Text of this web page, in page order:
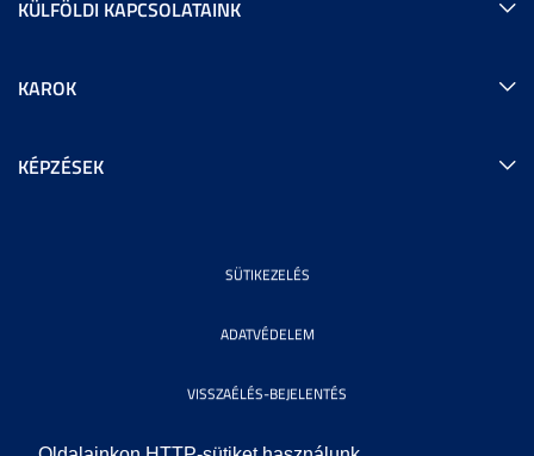
KÜLFÖLDI KAPCSOLATAINK
KAROK
KÉPZÉSEK
SÜTIKEZELÉS
ADATVÉDELEM
VISSZAÉLÉS-BEJELENTÉS